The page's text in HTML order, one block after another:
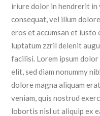
iriure dolor in hendrerit
consequat, vel illum
eros et accumsan et
luptatum zzril delenit
facilisi. Lorem ipsum
elit, sed diam nonummy
dolore magna aliquam
veniam, quis nostrud
lobortis nisl ut aliquip ex